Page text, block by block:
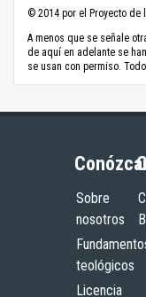
© 2014 por el Proyecto de
A menos que se señale
de aquí en adelante se
se usan con permiso.
Sobre
nosotros
teológicos
Licencia